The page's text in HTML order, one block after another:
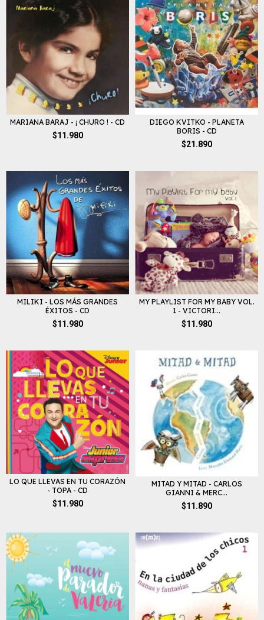
MARIANA BARAJ - ¡ CHURO ! - CD
$11.980
DIEGO KVITKO - PLANETA
BORIS - CD
$21.890
MILIKI - LOS MÁS GRANDES
ÉXITOS - CD
$11.980
MY PLAYLIST FOR MY BABY VOL.
1 - VICTORI...
$11.980
LO QUE LLEVAS EN TU CORAZÓN
- TOPA - CD
$11.980
MITAD Y MITAD - CARLOS
GIANNI & MERC...
$11.890